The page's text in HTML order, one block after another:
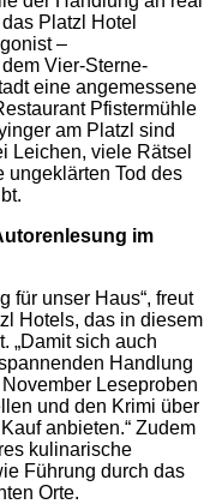
Platzl Hotel
–
Vier-Sterne-
eine angemessene
Pfistermühle
am Platzl sind
Leichen, viele Rätsel
ungeklärten Tod des
im
für unser Haus“, freut
Hotels, das in diesem
„Damit sich auch
Handlung
Leseproben
und den Krimi über
anbieten.“ Zudem
kulinarische
Führung durch das
Orte.